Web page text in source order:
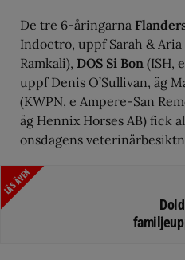
De tre 6-åringarna
Indoctro, uppf Sarah & Aria
Ramkali), DOS Si Bon (ISH,
uppf Denis O’Sullivan, äg
(KWPN, e Ampere-San
äg Hennix Horses AB) fick
onsdagens
LÄS ÄVEN